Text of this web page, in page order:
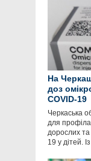
На
доз
COVID-19
Черкаська
для
дорослих
19 у дітей.